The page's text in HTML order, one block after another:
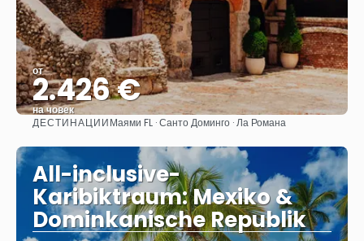
от
2.426 €
на човек
Вижте
ДЕСТИНАЦИИМаями FL · Санто Доминго · Ла Романа
All-inclusive-
Karibiktraum: Mexiko &
Dominkanische Republik